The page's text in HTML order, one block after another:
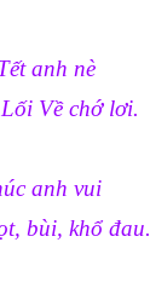
anh nè
Về chớ lơi.
anh vui
bùi, khổ đau.